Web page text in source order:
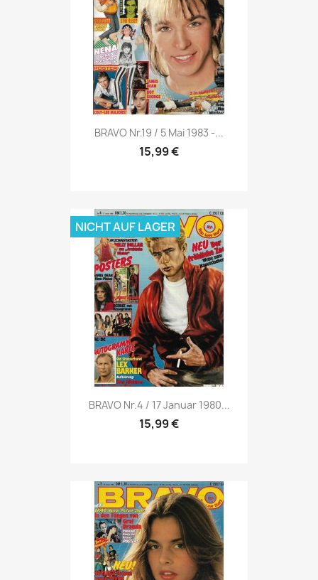
Vorschau
BRAVO Nr.19 / 5 Mai 1983 -...
15,99 €
Vorschau
BRAVO Nr.4 / 17 Januar 1980...
15,99 €
NICHT AUF LAGER